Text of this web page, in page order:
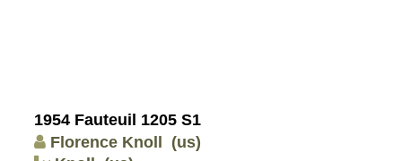
1954 Fauteuil 1205 S1
Florence Knoll (us)